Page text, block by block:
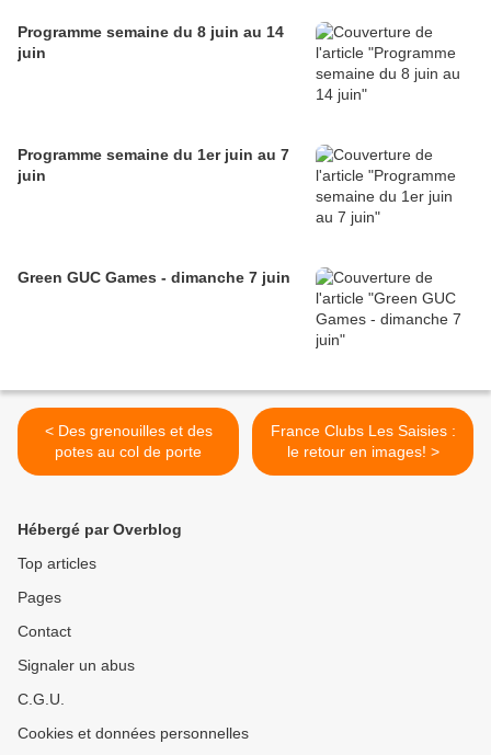
Programme semaine du 8 juin au 14
juin
Programme semaine du 1er juin au 7
juin
Green GUC Games - dimanche 7 juin
< Des grenouilles et des
potes au col de porte
France Clubs Les Saisies :
le retour en images! >
Hébergé par Overblog
Top articles
Pages
Contact
Signaler un abus
C.G.U.
Cookies et données personnelles